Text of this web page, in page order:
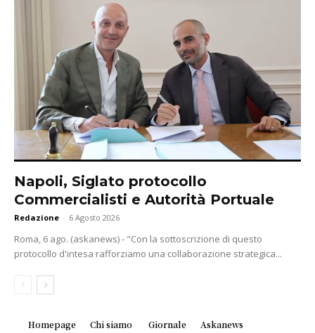
Napoli, Siglato protocollo
Commercialisti e Autorità Portuale
Redazione - 6 Agosto 2026
Roma, 6 ago. (askanews) - "Con la sottoscrizione di questo
protocollo d'intesa rafforziamo una collaborazione strategica...
Homepage Chi siamo Giornale
Askanews